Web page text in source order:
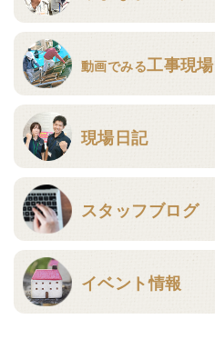
動画でみる工事現場
現場日記
スタッフブログ
イベント情報